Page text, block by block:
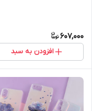
607,000
افزودن به سبد